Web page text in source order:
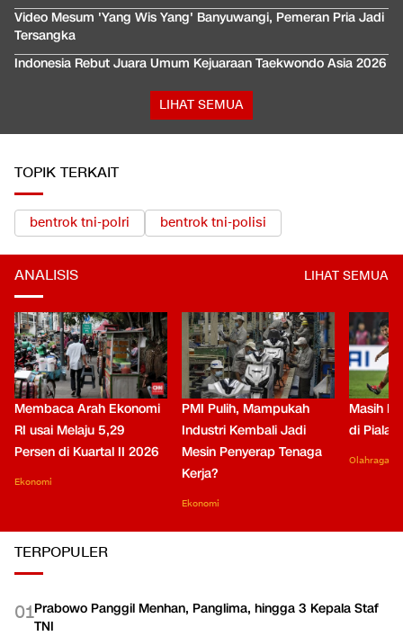
Video Mesum 'Yang Wis Yang' Banyuwangi, Pemeran Pria Jadi
Tersangka
Indonesia Rebut Juara Umum Kejuaraan Taekwondo Asia 2026
LIHAT SEMUA
TOPIK TERKAIT
bentrok tni-polri bentrok tni-polisi
ANALISIS LIHAT SEMUA
Membaca Arah Ekonomi
RI usai Melaju 5,29
Persen di Kuartal II 2026
Ekonomi
PMI Pulih, Mampukah
Industri Kembali Jadi
Mesin Penyerap Tenaga
Kerja?
Ekonomi
Masih
di Piala
Olahraga
TERPOPULER
01Prabowo Panggil Menhan, Panglima, hingga 3 Kepala Staf
TNI